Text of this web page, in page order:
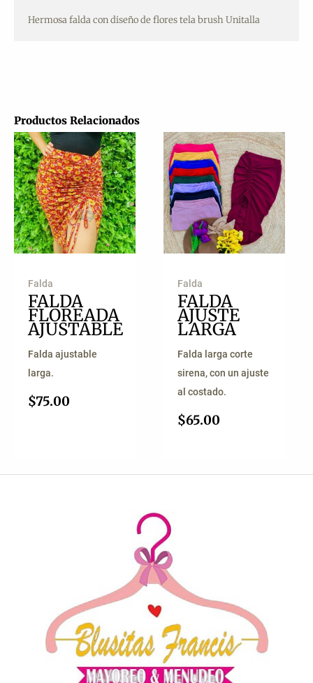
Productos Relacionados
Falda
FALDA
FLOREADA
AJUSTABLE
Falda ajustable
larga.
$75.00
Falda
FALDA
AJUSTE
LARGA
Falda larga corte
sirena, con un ajuste
al costado.
$65.00
Hermosa falda con diseño de flores tela brush Unitalla